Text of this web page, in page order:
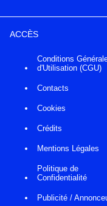
ACCÈS
Conditions
d'Utilisation (CGU)
Contacts
Cookies
Crédits
Mentions Légales
Politique de
Confidentialité
Publicité /